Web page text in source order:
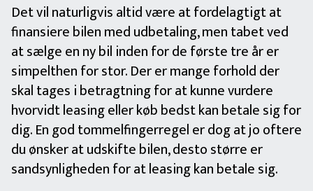
Det vil naturligvis altid være at fordelagtigt at
finansiere bilen med udbetaling, men tabet ved
at sælge en ny bil inden for de første tre år er
simpelthen for stor. Der er mange forhold der
skal tages i betragtning for at kunne vurdere
hvorvidt leasing eller køb bedst kan betale sig for
dig. En god tommelfingerregel er dog at jo oftere
du ønsker at udskifte bilen, desto større er
sandsynligheden for at leasing kan betale sig.